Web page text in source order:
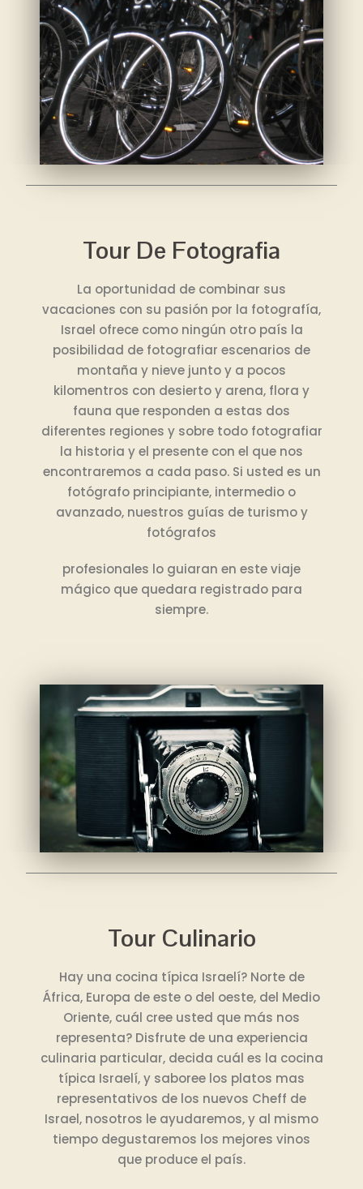
Tour De Fotografia
La oportunidad de combinar sus
vacaciones con su pasión por la fotografía,
Israel ofrece como ningún otro país la
posibilidad de fotografiar escenarios de
montaña y nieve junto y a pocos
kilomentros con desierto y arena, flora y
fauna que responden a estas dos
diferentes regiones y sobre todo fotografiar
la historia y el presente con el que nos
encontraremos a cada paso. Si usted es un
fotógrafo principiante, intermedio o
avanzado, nuestros guías de turismo y
fotógrafos
profesionales lo guiaran en este viaje
mágico que quedara registrado para
siempre.
Tour Culinario
Hay una cocina típica Israelí? Norte de
África, Europa de este o del oeste, del Medio
Oriente, cuál cree usted que más nos
representa? Disfrute de una experiencia
culinaria particular, decida cuál es la cocina
típica Israelí, y saboree los platos mas
representativos de los nuevos Cheff de
Israel, nosotros le ayudaremos, y al mismo
tiempo degustaremos los mejores vinos
que produce el país.